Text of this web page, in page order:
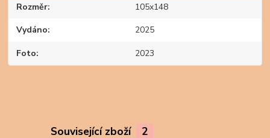
Rozměr 105x148
Vydáno 2025
Foto 2023
Související zboží 2